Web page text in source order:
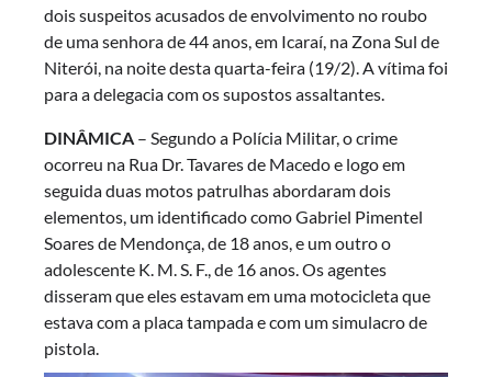
dois suspeitos acusados de envolvimento no roubo
de uma senhora de 44 anos, em Icaraí, na Zona Sul de
Niterói, na noite desta quarta-feira (19/2). A vítima foi
para a delegacia com os supostos assaltantes.
DINÂMICA – Segundo a Polícia Militar, o crime
ocorreu na Rua Dr. Tavares de Macedo e logo em
seguida duas motos patrulhas abordaram dois
elementos, um identificado como Gabriel Pimentel
Soares de Mendonça, de 18 anos, e um outro o
adolescente K. M. S. F., de 16 anos. Os agentes
disseram que eles estavam em uma motocicleta que
estava com a placa tampada e com um simulacro de
pistola.